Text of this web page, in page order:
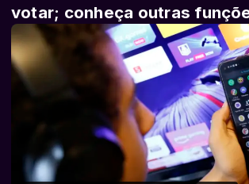
votar; conheça outras